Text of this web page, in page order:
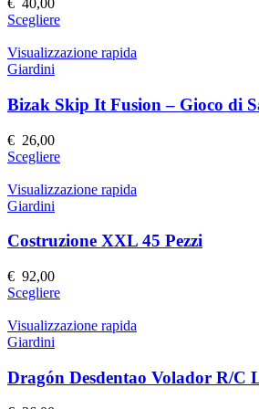
scelte
nella
pagina
prodotto
€ 40,00
ScegliereQuesto
ha
Le
opzioni
scelte
nella
pagina
prodotto
Visualizzazione rapida
Giardini
Bizak Skip It Fusion – Gioco di
€ 26,00
ScegliereQuesto
ha
Le
scelte
nella
pagina
prodotto
Visualizzazione rapida
Giardini
Costruzione XXL 45 Pezzi
€ 92,00
ScegliereQuesto
ha
Le
opzioni
Visualizzazione rapida
Giardini
Dragón Desdentao Volador R/C